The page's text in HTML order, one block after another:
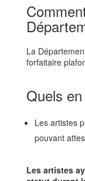
La
forfaitaire
Quels
Les artistes
pouvant
Les artistes